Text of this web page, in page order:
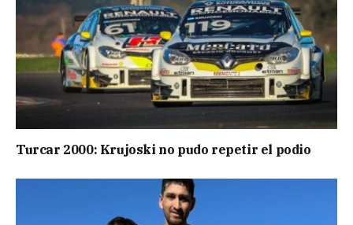
Turcar 2000: Krujoski no pudo repetir el podio